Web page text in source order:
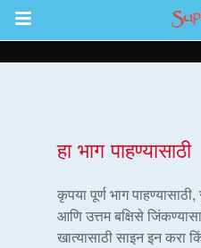
हा भाग पाहण्यासाठी
कृपया पूर्ण भाग
आणि उत्तम बक्षिसे
खात्यासाठी साइन इन करा